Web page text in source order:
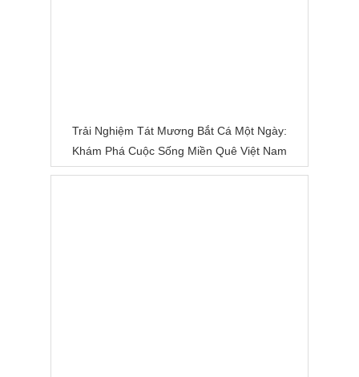
Trải Nghiệm Tát Mương Bắt Cá Một Ngày:
Khám Phá Cuộc Sống Miền Quê Việt Nam